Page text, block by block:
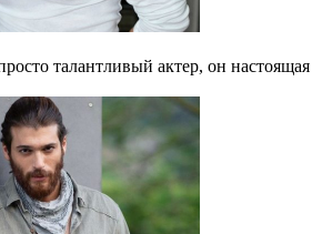
талантливый актер, он настоящая